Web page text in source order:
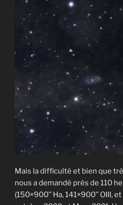
Mais la difficulté et bien que
nous a demandé près de 110
(150×900’’ Ha, 141×900’’ OIII,